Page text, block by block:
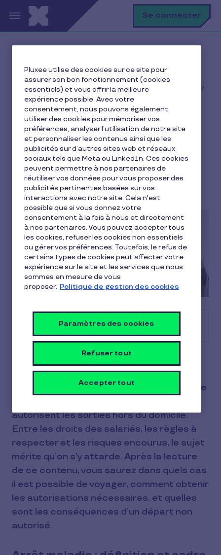
Aller au contenu principal Se connecter
Ressource humaine
Peut-on partir en vacances pendant un arrêt maladie ?
Peut-on partir en
vacances pendant un
arrêt maladie ?
7 min de lecture 18 juillet 2025
Sommaire
des vacances pendant un arrêt maladie ?
La question peut surprendre, pourtant elle
autorisent les sorties hors du domicile.
Entre les droits des salariés, les règles à
respecter et les risques encourus, le sujet
mérite qu’on s’y attarde. Après la lecture
de ce contenu, vous saurez dans quels cas
il est possible de voyager, comment obtenir
les autorisations nécessaires, et quelles
sont les conséquences d’un départ non
autorisé.
Pluxee utilise des cookies sur ce site pour
assurer son bon fonctionnement (cookies
essentiels) et vous offrir la meilleure
expérience possible. Avec votre
consentement, nous pouvons également
utiliser des cookies pour mémoriser vos
préférences, analyser l’utilisation de notre site
et personnaliser les contenus ainsi que les
publicités sur d’autres sites web et réseaux
sociaux tels que Meta ou LinkedIn. Ces cookies
peuvent permettre à nos partenaires de
réutiliser vos données pour vous proposer des
publicités pertinentes basées sur vos
interactions avec notre site. Cela n'est
possible que si vous donnez votre
consentement à la fois à nous et directement
à nos partenaires. Vous pouvez accepter tous
les cookies, refuser les cookies non essentiels
ou gérer vos préférences. Toutefois, le refus de
certains types de cookies peut affecter votre
expérience sur le site et les services que nous
sommes en mesure de vous
proposer. Politique de gestion des cookies
Paramètres des cookies
Refuser tout
Accepter tout